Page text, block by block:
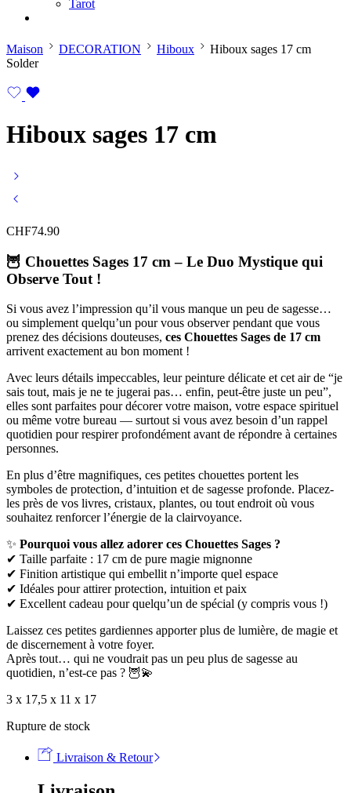
Tarot
Maison DECORATION Hiboux
Hiboux sages 17 cm
Solder
Hiboux sages 17 cm
CHF74.90
🦉 Chouettes Sages 17 cm – Le Duo Mystique qui
Observe Tout !
Si vous avez l’impression qu’il vous manque un peu de sagesse…
ou simplement quelqu’un pour vous observer pendant que vous
prenez des décisions douteuses, ces Chouettes Sages de 17 cm
arrivent exactement au bon moment !
Avec leurs détails impeccables, leur peinture délicate et cet air de “je
sais tout, mais je ne te jugerai pas… enfin, peut-être juste un peu”,
elles sont parfaites pour décorer votre maison, votre espace spirituel
ou même votre bureau — surtout si vous avez besoin d’un rappel
quotidien pour respirer profondément avant de répondre à certaines
personnes.
En plus d’être magnifiques, ces petites chouettes portent les
symboles de protection, d’intuition et de sagesse profonde. Placez-
les près de vos livres, cristaux, plantes, ou tout endroit où vous
souhaitez renforcer l’énergie de la clairvoyance.
✨ Pourquoi vous allez adorer ces Chouettes Sages ?
✔ Taille parfaite : 17 cm de pure magie mignonne
✔ Finition artistique qui embellit n’importe quel espace
✔ Idéales pour attirer protection, intuition et paix
✔ Excellent cadeau pour quelqu’un de spécial (y compris vous !)
Laissez ces petites gardiennes apporter plus de lumière, de magie et
de discernement à votre foyer.
Après tout… qui ne voudrait pas un peu plus de sagesse au
quotidien, n’est-ce pas ? 🦉💫
3 x 17,5 x 11 x 17
Rupture de stock
Livraison & Retour